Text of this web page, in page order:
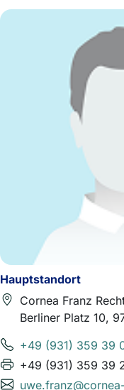
Hauptstandort
Cornea Franz
Berliner Platz 10,
+49 (931) 359 39
+49 (931) 359 39